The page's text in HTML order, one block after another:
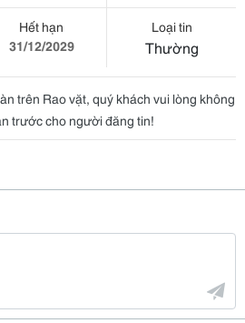
Hết hạn
31/12/2029
Loại tin
Thường
trên Rao vặt, quý khách vui lòng không
trước cho người đăng tin!